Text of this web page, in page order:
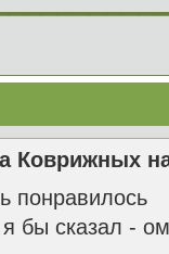
Коврижных
понравилось
я бы сказал -